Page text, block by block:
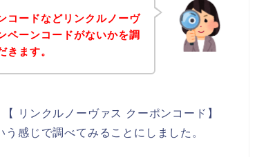
コードなどリンクルノーヴ
ペーンコードがないかを調
きます。
リンクルノーヴァス クーポンコード】
感じで調べてみることにしました。